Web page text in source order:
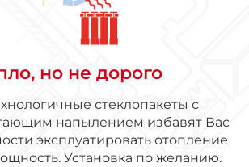
но не дорого
стеклопакеты с
напылением избавят Вас
эксплуатировать отопление
Установка по желанию.